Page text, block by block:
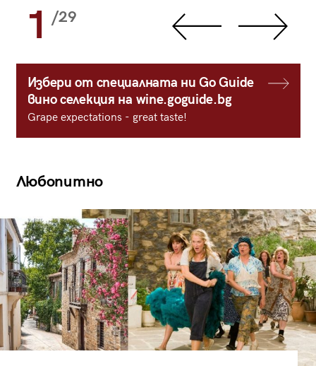
1 /29
Избери от специалната ни Go Guide
вино селекция на wine.goguide.bg
Grape expectations - great taste!
Любопитно